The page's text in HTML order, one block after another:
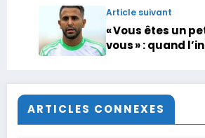
Article suivant
« Vous êtes un
vous » : quand
marocaines
ARTICLES CONNEXES